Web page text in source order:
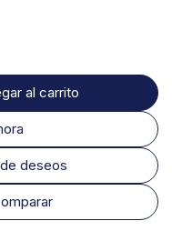
al carrito
deseos